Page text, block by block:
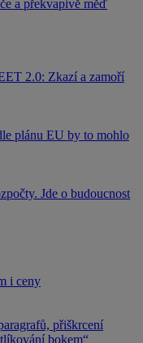
a překvapivě měď
2.0: Zkazí a zamoří
plánu EU by to mohlo
Jde o budoucnost
i ceny
přiškrcení
bokem“